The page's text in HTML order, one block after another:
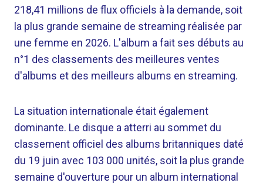
218,41 millions de flux officiels à la demande, soit
la plus grande semaine de streaming réalisée par
une femme en 2026. L'album a fait ses débuts au
n°1 des classements des meilleures ventes
d'albums et des meilleurs albums en streaming.
La situation internationale était également
dominante. Le disque a atterri au sommet du
classement officiel des albums britanniques daté
du 19 juin avec 103 000 unités, soit la plus grande
semaine d'ouverture pour un album international